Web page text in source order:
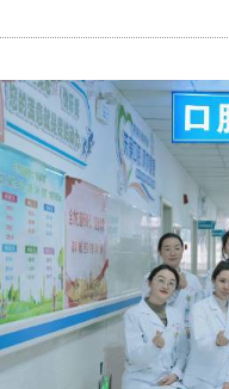
联盟及云南
局：形成“两
科疾病的临床